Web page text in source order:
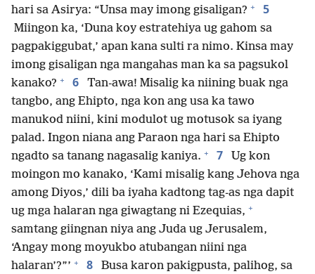
hari sa Asirya: “Unsa may imong gisaligan? + 5
Miingon ka, ‘Duna koy estratehiya ug gahom sa
pagpakiggubat,’ apan kana sulti ra nimo. Kinsa may
imong gisaligan nga mangahas man ka sa pagsukol
kanako? + 6
Tan-awa! Misalig ka niining buak nga
tangbo, ang Ehipto, nga kon ang usa ka tawo
manukod niini, kini modulot ug motusok sa iyang
palad. Ingon niana ang Paraon nga hari sa Ehipto
ngadto sa tanang nagasalig kaniya. + 7
Ug kon
moingon mo kanako, ‘Kami misalig kang Jehova nga
among Diyos,’ dili ba iyaha kadtong tag-as nga dapit
ug mga halaran nga giwagtang ni Ezequias, +
samtang giingnan niya ang Juda ug Jerusalem,
‘Angay mong moyukbo atubangan niini nga
halaran’?”’ + 8
Busa karon pakigpusta, palihog, sa